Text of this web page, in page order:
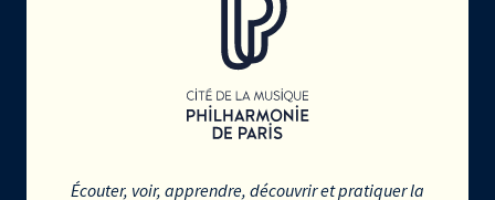
Écouter, voir, apprendre, découvrir et pratiquer la